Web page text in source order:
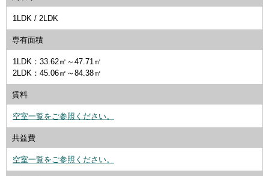
1LDK / 2LDK
専有面積
1LDK：33.62㎡～47.71㎡
2LDK：45.06㎡～84.38㎡
賃料
空室一覧をご参照ください。
共益費
空室一覧をご参照ください。